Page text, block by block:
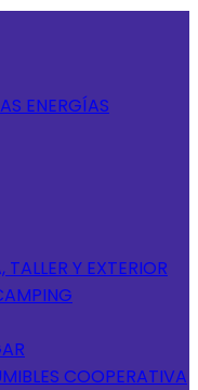
ENERGÍAS
Y EXTERIOR
COOPERATIVA